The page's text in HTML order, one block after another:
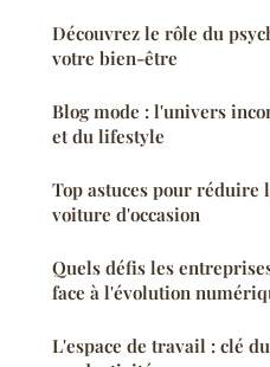
Découvrez le rôle du
votre bien-être
Blog mode : l'univers
et du lifestyle
Top astuces pour réduire
voiture d'occasion
Quels défis les
face à l'évolution
L'espace de travail : clé